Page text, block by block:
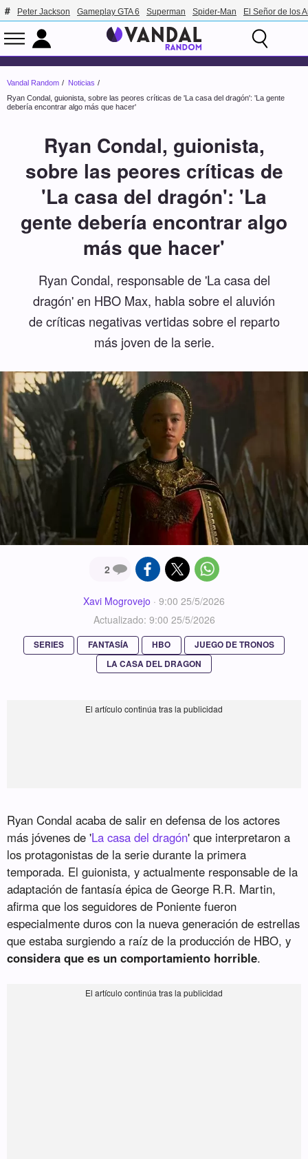
Peter Jackson Gameplay GTA 6 Superman Spider-Man El Señor de los
Vandal Random
Noticias
Ryan Condal, guionista, sobre las peores críticas de 'La casa del dragón': 'La gente
debería encontrar algo más que hacer'
Ryan Condal, guionista,
sobre las peores críticas de
'La casa del dragón': 'La
gente debería encontrar algo
más que hacer'
Ryan Condal, responsable de 'La casa del
dragón' en HBO Max, habla sobre el aluvión
de críticas negativas vertidas sobre el reparto
más joven de la serie.
2
Xavi Mogrovejo · 9:00 25/5/2026
Actualizado: 9:00 25/5/2026
SERIES FANTASÍA HBO
JUEGO DE TRONOS
LA CASA DEL DRAGON
Ryan Condal acaba de salir en defensa de los actores
más jóvenes de 'La casa del dragón' que interpretaron a
los protagonistas de la serie durante la primera
temporada. El guionista, y actualmente responsable de la
adaptación de fantasía épica de George R.R. Martin,
afirma que los seguidores de Poniente fueron
especialmente duros con la nueva generación de estrellas
que estaba surgiendo a raíz de la producción de HBO, y
considera que es un comportamiento horrible.